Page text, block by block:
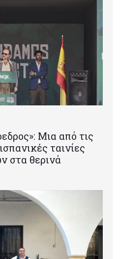
Mια από τις
ταινίες
στα θερινά